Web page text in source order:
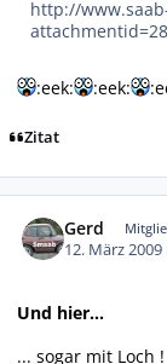
http://
:eek: :eek:
Zitat
Gerd
12. März
Und hier...
... sogar mit Loch !